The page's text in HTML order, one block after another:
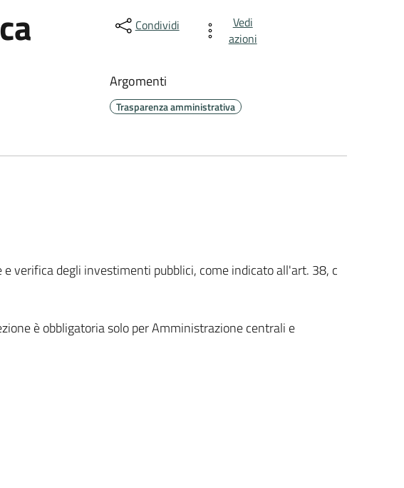
Condividi
Vedi
azioni
Argomenti
Trasparenza amministrativa
verifica degli investimenti pubblici, come indicato all'art. 38, c
è obbligatoria solo per Amministrazione centrali e